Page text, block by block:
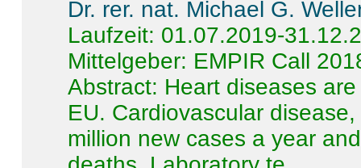
Dr. rer. nat. Michael G.
Laufzeit: 01.07.2019-
Mittelgeber: EMPIR Call
Abstract: Heart diseases
EU. Cardiovascular
million new cases a year